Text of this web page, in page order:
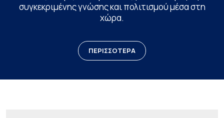
συγκεκριμένης γνώσης και πολιτισμού μέσα στη
χώρα.
ΠΕΡΙΣΣΟΤΕΡΑ